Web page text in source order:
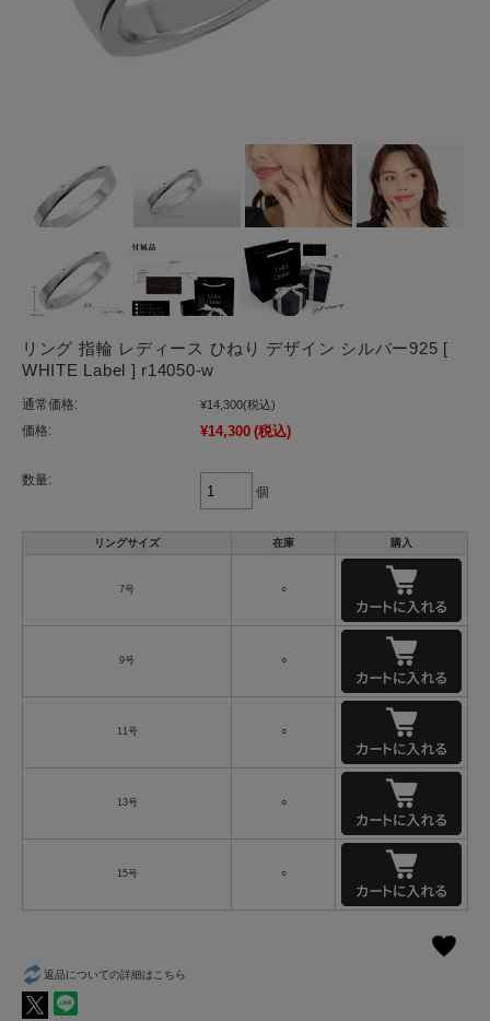
リング 指輪 レディース ひねり デザイン シルバー925 [
WHITE Label ] r14050-w
通常価格: ¥14,300(税込)
価格: ¥14,300 (税込)
数量:
個
リングサイズ 在庫 購入
7号 ○
9号 ○
11号 ○
13号 ○
15号 ○
返品についての詳細はこちら